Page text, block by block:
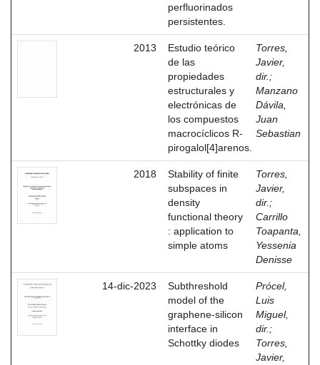
perfluorinados
persistentes.
2013
Estudio teórico
de las
propiedades
estructurales y
electrónicas de
los compuestos
macrocíclicos R-
pirogalol[4]arenos.
Torres,
Javier,
dir. ;
Manzano
Dávila,
Juan
Sebastian
2018
Stability of finite
subspaces in
density
functional theory
: application to
simple atoms
Torres,
Javier,
dir. ;
Carrillo
Toapanta,
Yessenia
Denisse
14-dic-2023
Subthreshold
model of the
graphene-silicon
interface in
Schottky diodes
Prócel,
Luis
Miguel,
dir. ;
Torres,
Javier,